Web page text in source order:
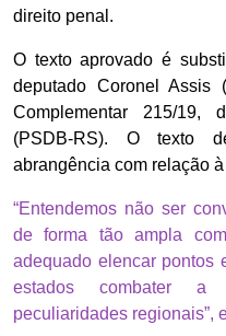
direito penal.
O texto aprovado é
deputado Coronel Assis
Complementar 215/19,
(PSDB-RS). O texto
abrangência com relação
“Entendemos não ser
de forma tão ampla
adequado elencar pontos
estados combater a
peculiaridades regionais”,